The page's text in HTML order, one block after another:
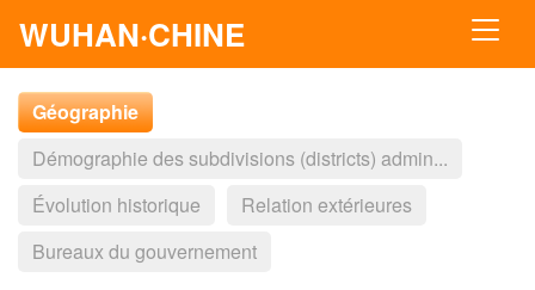
WUHAN·CHINE
Géographie
Démographie des subdivisions (districts) admin...
Évolution historique
Relation extérieures
Bureaux du gouvernement